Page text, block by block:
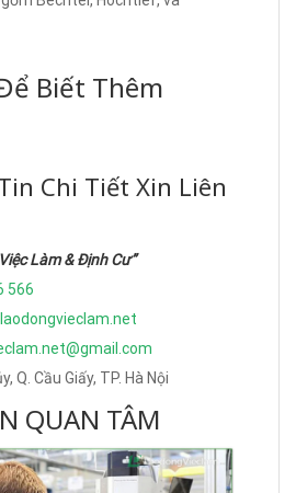
Biết Thêm
Chi Tiết Xin Liên
Làm & Định Cư”
566
Q. Cầu Giấy, TP. Hà Nội
QUAN TÂM